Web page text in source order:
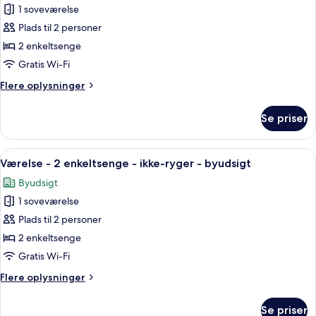
af
Værelse
-
2
(View)
1 soveværelse
Plads til 2 personer
2 enkeltsenge
Gratis Wi-Fi
Flere oplysninger
Flere
-
enkeltsenge
Se priser
Indlæs
alle
billeder
af
Værelse
-
2
-
Et hotelværelse med to senge, en
2
Værelse - 2 enkeltsenge - ikke-ryger - byudsigt
Byudsigt
1 soveværelse
Plads til 2 personer
2 enkeltsenge
Gratis Wi-Fi
Flere oplysninger
Flere
Se priser